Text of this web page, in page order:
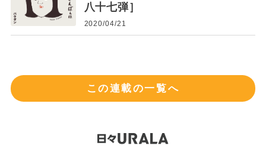
八十七弾］
2020/04/21
この連載の一覧へ